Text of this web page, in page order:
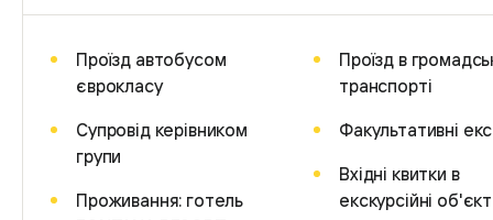
Проїзд автобусом
єврокласу
Супровід керівником
групи
Проживання: готель
Проїзд в
транспорті
Факультативні
Вхідні квитки в
екскурсійні